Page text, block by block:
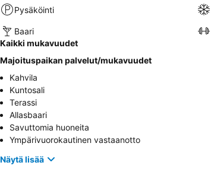
Pysäköinti
Baari
Kaikki mukavuudet
Majoituspaikan palvelut/mukavuudet
Kahvila
Kuntosali
Terassi
Allasbaari
Savuttomia huoneita
Ympärivuorokautinen vastaanotto
Näytä lisää